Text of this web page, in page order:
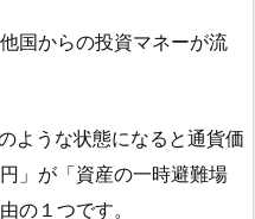
国からの投資マネーが流
うな状態になると通貨価
」が「資産の一時避難場
の１つです。